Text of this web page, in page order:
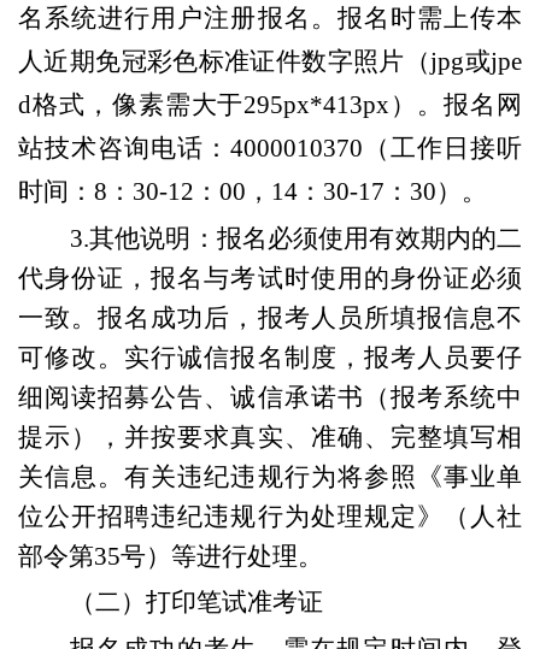
名系统进行用户注册报名。报名时需上传本
人近期免冠彩色标准证件数字照片（jpg或jpe
d格式，像素需大于295px*413px）。报名网
站技术咨询电话：4000010370（工作日接听
时间： 8 ： 30-12 ： 00， 14 ： 30-17 ： 30） 。
3.其他说明： 报名必须使用有效期内的二
代身份证，报名与考试时使用的身份证必须
一致。报名成功后，报考人员所填报信息不
可修改。 实行诚信报名制度，报考人员要仔
细阅读招募公告、诚信承诺书（报考系统中
提示），并按要求真实、准确、完整填写相
关信息。有关违纪违规行为将参照《事业单
位公开招聘违纪违规行为处理规定》（人社
部令第35号）等进行处理。
（二）打印笔试准考证